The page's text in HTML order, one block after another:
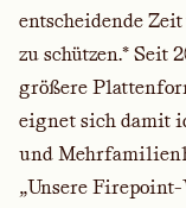
entscheidende
zu schützen.* Seit
größere
eignet sich damit
und
„Unsere